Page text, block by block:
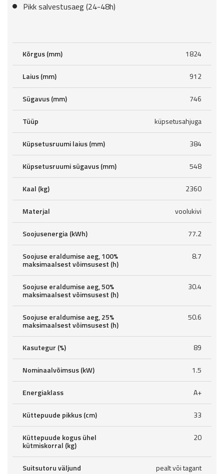
Pikk salvestusaeg (24-48h)
Kõrgus (mm) 1824
Laius (mm) 912
Sügavus (mm) 746
Tüüp küpsetusahjuga
Küpsetusruumi laius (mm) 384
Küpsetusruumi sügavus (mm) 548
Kaal (kg) 2360
Materjal voolukivi
Soojusenergia (kWh) 77.2
Soojuse eraldumise aeg, 100%
maksimaalsest võimsusest (h)
8.7
Soojuse eraldumise aeg, 50%
maksimaalsest võimsusest (h)
30.4
Soojuse eraldumise aeg, 25%
maksimaalsest võimsusest (h)
50.6
Kasutegur (%) 89
Nominaalvõimsus (kW) 1.5
Energiaklass A+
Küttepuude pikkus (cm) 33
Küttepuude kogus ühel
kütmiskorral (kg)
20
Suitsutoru väljund pealt või tagant